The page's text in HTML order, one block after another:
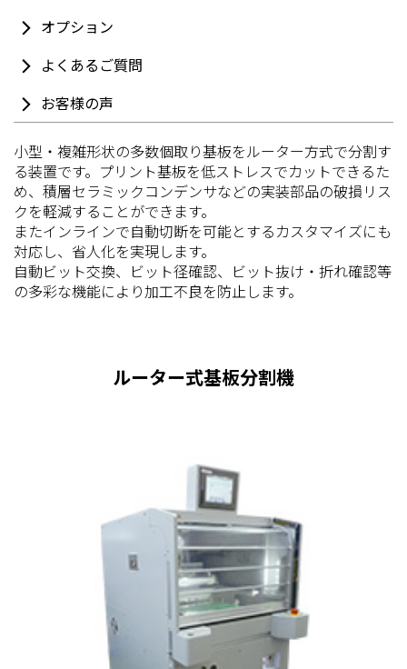
オプション
よくあるご質問
お客様の声
小型・複雑形状の多数個取り基板をルーター方式で分割す
る装置です。プリント基板を低ストレスでカットできるた
め、積層セラミックコンデンサなどの実装部品の破損リス
クを軽減することができます。
またインラインで自動切断を可能とするカスタマイズにも
対応し、省人化を実現します。
自動ビット交換、ビット径確認、ビット抜け・折れ確認等
の多彩な機能により加工不良を防止します。
ルーター式基板分割機